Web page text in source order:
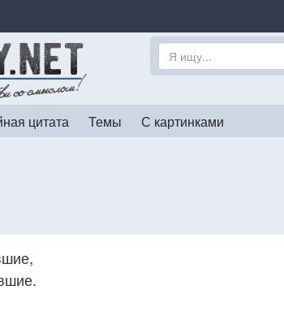
цитата Темы С картинками